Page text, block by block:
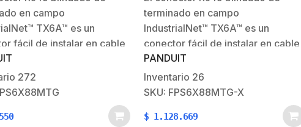
y Cat6A, Color Plata
en campo
TX6A™ es un
fácil de instalar en cable
blindado de 4
proporcionar un
de Categoría 6A, el
TX6A™ también
con los sistemas
272
Cat5e, Cat6 y Cat6A, Color Plata,
Paquete de 10 Piezas, Incluye
herramienta.
terminado en campo
IndustrialNet™ TX6A™ es un
conector fácil de instalar en cable
de par trenzado blindado de 4
pares. Al proporcionar un
rendimiento de Categoría 6A, el
Plug IndustrialNet™ TX6A™ también
es compatible con los sistemas
PANDUIT
Inventario 26
SKU: FPS6X88MTG-X
$ 1.128.669